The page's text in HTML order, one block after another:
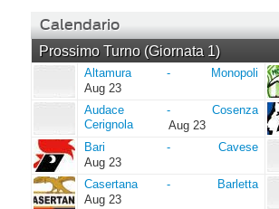
Calendario
Prossimo Turno (Giornata 1)
Altamura
Altamura -
Monopoli
Aug 23
Audace
Cerignola
Audace
Cerignola
-
Cosenza
Aug 23
Bari
Bari -
Cavese
Aug 23
Casertana
Casertana -
Barletta
Aug 23